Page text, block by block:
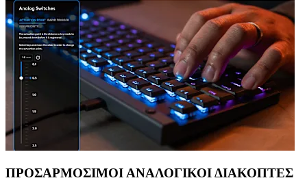
ΠΡΟΣΑΡΜΟΣΙΜΟΙ ΑΝΑΛΟΓΙΚΟΙ ΔΙΑΚΟΠΤΕΣ